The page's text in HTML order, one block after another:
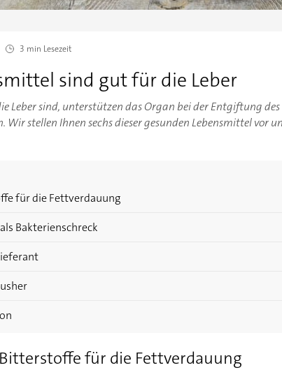
3 min Lesezeit
sind gut für die Leber
Leber sind, unterstützen das Organ bei der Entgiftung
Wir stellen Ihnen sechs dieser gesunden Lebensmittel vor
für die Fettverdauung
Bakterienschreck
für die Fettverdauung